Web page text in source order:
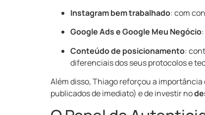
Instagram bem trabalhado: com
Google Ads e Google Meu Negócio
Conteúdo de posicionamento:
diferenciais dos seus protocolos e
Além disso, Thiago reforçou a importância
publicados de imediato) e de investir no